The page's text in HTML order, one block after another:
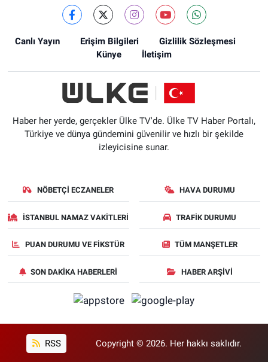
Canlı Yayın Erişim Bilgileri
Gizlilik Sözleşmesi
Künye
İletişim
Haber her yerde, gerçekler Ülke TV'de. Ülke TV Haber Portalı,
Türkiye ve dünya gündemini güvenilir ve hızlı bir şekilde
izleyicisine sunar.
NÖBETÇI ECZANELER HAVA DURUMU
İSTANBUL NAMAZ VAKITLERI TRAFIK DURUMU
PUAN DURUMU VE FIKSTÜR TÜM MANŞETLER
SON DAKIKA HABERLERI HABER ARŞIVI
RSS Copyright © 2026. Her hakkı saklıdır.